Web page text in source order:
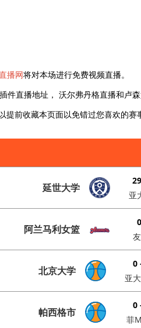
播网将对本场进行免费视频直播。
件直播地址， 沃尔弗丹格直播和卢
前收藏本页面以免错过您喜欢的赛
延世大学
亚
阿兰马利女篮
北京大学
0
亚
帕西格市
0
菲